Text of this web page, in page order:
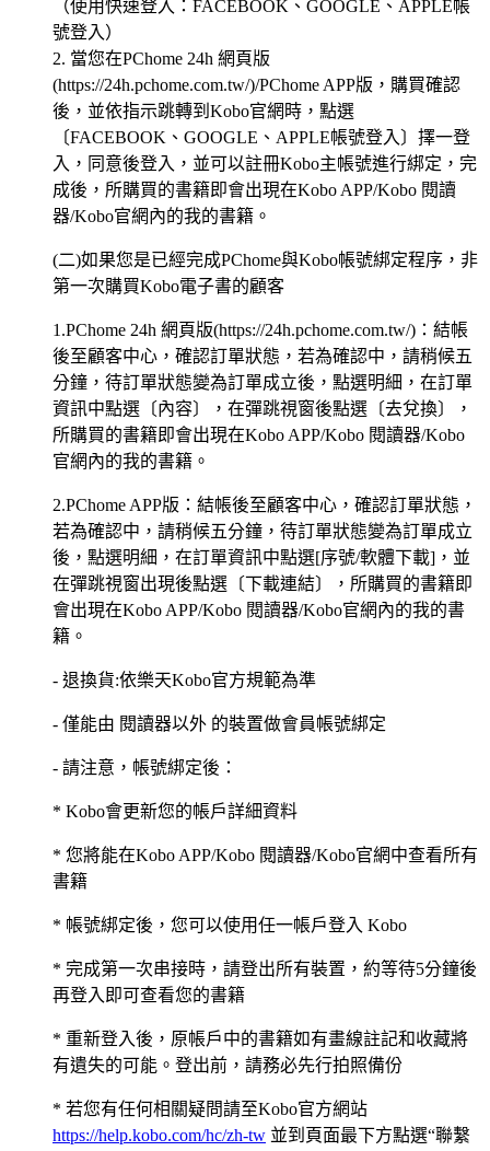
（使用快速登入：FACEBOOK、GOOGLE、APPLE帳
號登入）
2. 當您在PChome 24h 網頁版
(https://24h.pchome.com.tw/)/PChome APP版，購買確認
後，並依指示跳轉到Kobo官網時，點選
〔FACEBOOK、GOOGLE、APPLE帳號登入〕擇一登
入，同意後登入，並可以註冊Kobo主帳號進行綁定，完
成後，所購買的書籍即會出現在Kobo APP/Kobo 閱讀
器/Kobo官網內的我的書籍。
(二)如果您是已經完成PChome與Kobo帳號綁定程序，非
第一次購買Kobo電子書的顧客
1.PChome 24h 網頁版(https://24h.pchome.com.tw/)：結帳
後至顧客中心，確認訂單狀態，若為確認中，請稍候五
分鐘，待訂單狀態變為訂單成立後，點選明細，在訂單
資訊中點選〔內容〕，在彈跳視窗後點選〔去兌換〕，
所購買的書籍即會出現在Kobo APP/Kobo 閱讀器/Kobo
官網內的我的書籍。
2.PChome APP版：結帳後至顧客中心，確認訂單狀態，
若為確認中，請稍候五分鐘，待訂單狀態變為訂單成立
後，點選明細，在訂單資訊中點選[序號/軟體下載]，並
在彈跳視窗出現後點選〔下載連結〕，所購買的書籍即
會出現在Kobo APP/Kobo 閱讀器/Kobo官網內的我的書
籍。
- 退換貨:依樂天Kobo官方規範為準
- 僅能由 閱讀器以外 的裝置做會員帳號綁定
- 請注意，帳號綁定後：
* Kobo會更新您的帳戶詳細資料
* 您將能在Kobo APP/Kobo 閱讀器/Kobo官網中查看所有
書籍
* 帳號綁定後，您可以使用任一帳戶登入 Kobo
* 完成第一次串接時，請登出所有裝置，約等待5分鐘後
再登入即可查看您的書籍
* 重新登入後，原帳戶中的書籍如有畫線註記和收藏將
有遺失的可能。登出前，請務必先行拍照備份
* 若您有任何相關疑問請至Kobo官方網站
https://help.kobo.com/hc/zh-tw 並到頁面最下方點選“聯繫